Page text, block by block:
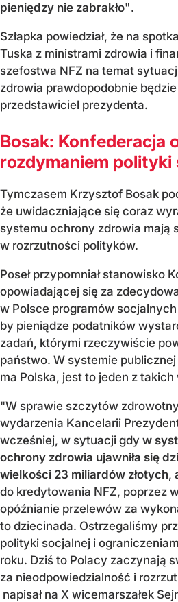
pieniędzy nie zabrakło".
Szłapka powiedział, że na
Tuska z ministrami zdrowia i
szefostwa NFZ na temat
zdrowia prawdopodobnie
przedstawiciel prezydenta.
Bosak: Konfederacja
rozdymaniem polityki
Tymczasem Krzysztof Bosak
że uwidaczniające się coraz
systemu ochrony zdrowia mają
w rozrzutności polityków.
Poseł przypomniał stanowisko
opowiadającej się za
w Polsce programów
by pieniądze podatników
zadań, którymi rzeczywiście
państwo. W systemie
ma Polska, jest to jeden z takich
"W sprawie szczytów
wydarzenia Kancelarii
wcześniej, w sytuacji gdy w
ochrony zdrowia ujawniła się
wielkości 23 miliardów złotych,
do kredytowania NFZ, poprzez
opóźnianie przelewów za
to dziecinada. Ostrzegaliśmy
polityki socjalnej i
roku. Dziś to Polacy zaczynają
za nieodpowiedzialność i
napisał na X wicemarszałek